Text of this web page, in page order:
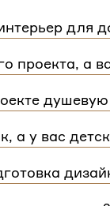
быть
для
у вас в доме
проекта, а
будет стоить3
а у вас